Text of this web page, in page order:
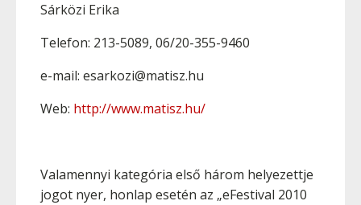
Sárközi Erika
Telefon: 213-5089, 06/20-355-9460
e-mail: esarkozi@matisz.hu
Web: http://www.matisz.hu/
Valamennyi kategória első három helyezettje
jogot nyer, honlap esetén az „eFestival 2010